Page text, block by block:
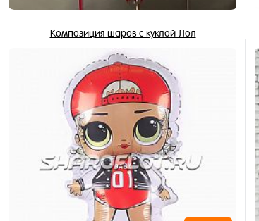
Композиция шаров с куклой Лол
6 379 ₽/ шт
В корзину
Купить в 1 клик
В избранное
В наличии